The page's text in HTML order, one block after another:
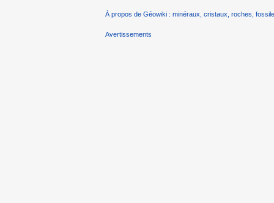
À propos de Géowiki : minéraux, cristaux, roches,
Avertissements